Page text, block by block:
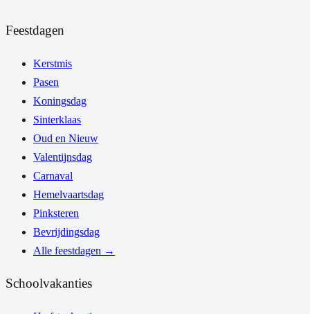
Feestdagen
Kerstmis
Pasen
Koningsdag
Sinterklaas
Oud en Nieuw
Valentijnsdag
Carnaval
Hemelvaartsdag
Pinksteren
Bevrijdingsdag
Alle feestdagen →
Schoolvakanties